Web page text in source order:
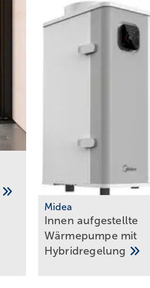
Midea
Innen aufgestellte
Wärmepumpe mit
Hybridregelung